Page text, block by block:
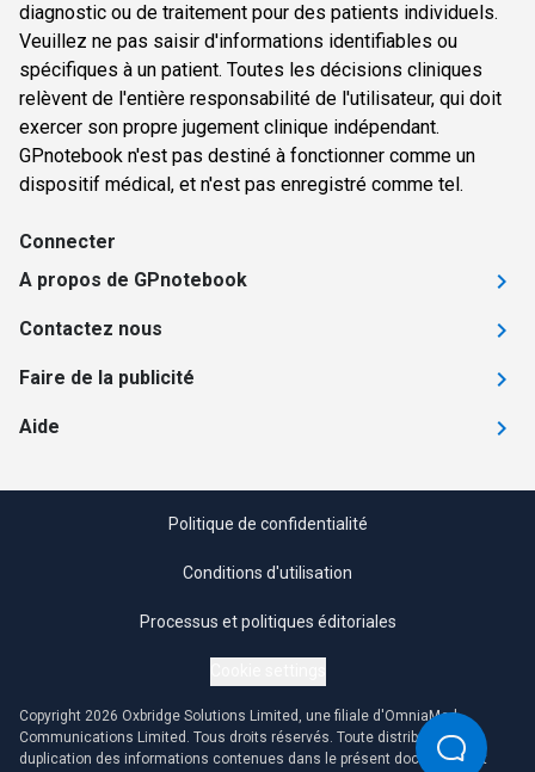
diagnostic ou de traitement pour des patients individuels.
Veuillez ne pas saisir d'informations identifiables ou
spécifiques à un patient. Toutes les décisions cliniques
relèvent de l'entière responsabilité de l'utilisateur, qui doit
exercer son propre jugement clinique indépendant.
GPnotebook n'est pas destiné à fonctionner comme un
dispositif médical, et n'est pas enregistré comme tel.
Connecter
A propos de GPnotebook
Contactez nous
Faire de la publicité
Aide
Politique de confidentialité
Conditions d'utilisation
Processus et politiques éditoriales
Copyright 2026 Oxbridge Solutions Limited, une filiale d'OmniaMed
Communications Limited. Tous droits réservés. Toute distribution ou
duplication des informations contenues dans le présent document est